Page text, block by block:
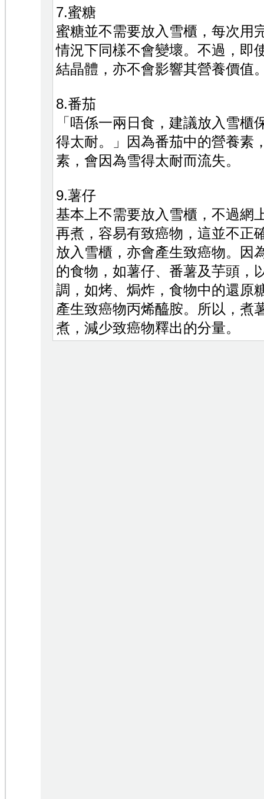
7.蜜糖
蜜糖並不需要放入雪櫃，每次用
情況下同樣不會變壞。不過，即
結晶體，亦不會影響其營養價值
8.番茄
「唔係一兩日食，建議放入雪櫃
得太耐。」因為番茄中的營養素
素，會因為雪得太耐而流失。
9.薯仔
基本上不需要放入雪櫃，不過網
再煮，容易有致癌物，這並不正
放入雪櫃，亦會產生致癌物。因
的食物，如薯仔、番薯及芋頭，
調，如烤、焗炸，食物中的還原
產生致癌物丙烯醯胺。所以，煮
煮，減少致癌物釋出的分量。